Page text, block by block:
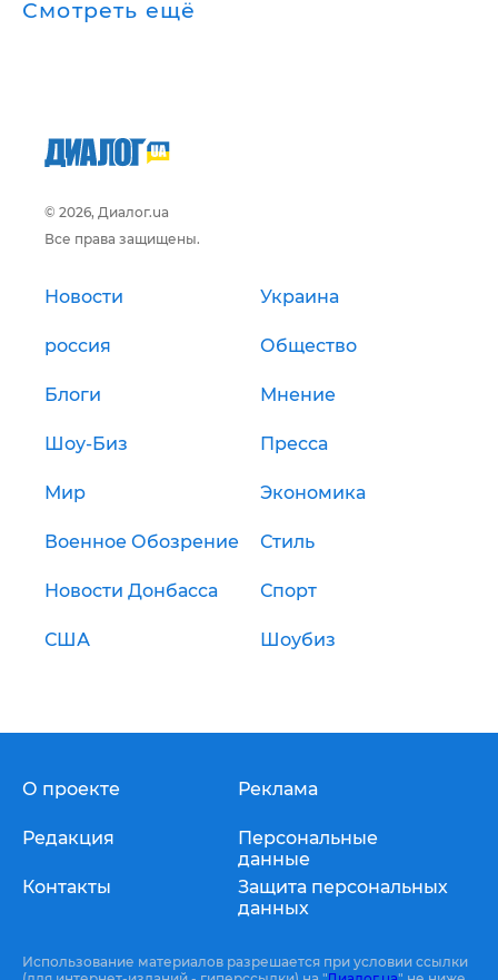
Смотреть ещё
© 2026, Диалог.ua
Все права защищены.
Новости Украина
россия Общество
Блоги Мнение
Шоу-Биз Пресса
Мир Экономика
Военное Обозрение Стиль
Новости Донбасса Спорт
США Шоубиз
О проекте
Редакция
Контакты
Реклама
Персональные
данные
Защита персональных
данных
Использование материалов разрешается при условии ссылки